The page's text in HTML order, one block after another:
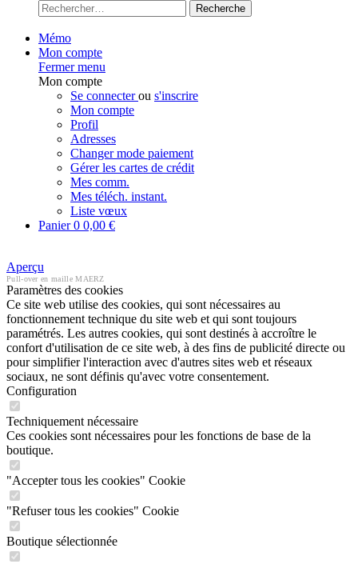
Recherche
Mémo
Mon compte
Fermer menu
Mon compte
Se connecterou s'inscrire
Mon compte
Profil
Adresses
Changer mode paiement
Gérer les cartes de crédit
Mes comm.
Mes téléch. instant.
Liste vœux
Panier0 0,00 €
Aperçu
Pull-over en maille MAERZ
Paramètres des cookies
Ce site web utilise des cookies, qui sont nécessaires au
fonctionnement technique du site web et qui sont toujours
paramétrés. Les autres cookies, qui sont destinés à accroître le
confort d'utilisation de ce site web, à des fins de publicité directe ou
pour simplifier l'interaction avec d'autres sites web et réseaux
sociaux, ne sont définis qu'avec votre consentement.
Configuration
Techniquement nécessaire
Ces cookies sont nécessaires pour les fonctions de base de la
boutique.
"Accepter tous les cookies" Cookie
"Refuser tous les cookies" Cookie
Boutique sélectionnée